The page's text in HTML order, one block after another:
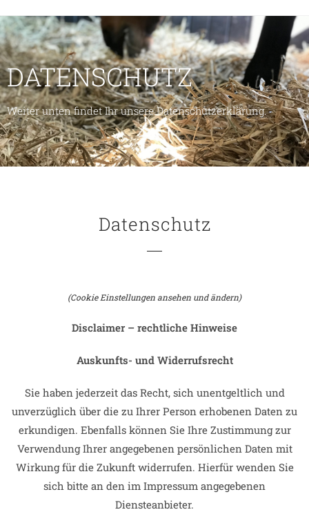
DATENSCHUTZ
Weiter unten findet Ihr unsere Datenschutzerklärung.
Datenschutz
(Cookie Einstellungen ansehen und ändern)
Disclaimer – rechtliche Hinweise
Auskunfts- und Widerrufsrecht
Sie haben jederzeit das Recht, sich unentgeltlich und
unverzüglich über die zu Ihrer Person erhobenen Daten zu
erkundigen. Ebenfalls können Sie Ihre Zustimmung zur
Verwendung Ihrer angegebenen persönlichen Daten mit
Wirkung für die Zukunft widerrufen. Hierfür wenden Sie
sich bitte an den im Impressum angegebenen
Diensteanbieter.